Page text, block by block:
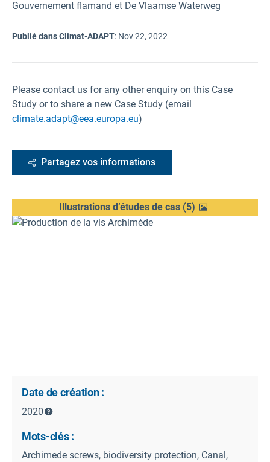
Gouvernement flamand et De Vlaamse Waterweg
Publié dans Climat-ADAPT: Nov 22, 2022
Please contact us for any other enquiry on this Case
Study or to share a new Case Study (email
climate.adapt@eea.europa.eu)
Partagez vos informations
Illustrations d’études de cas(5)
Date de création :
2020
Mots-clés :
Archimede screws, biodiversity protection, Canal,